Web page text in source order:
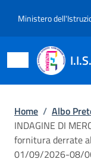
Slim top
Ministero
Briciole
Home / Albo
INDAGINE DI
fornitura derrate
01/09/2026-08/